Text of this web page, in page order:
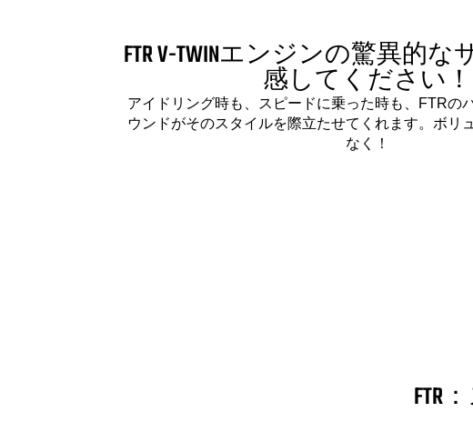
FTR V-TWINエンジンの驚異的
感してください！
アイドリング時も、スピードに乗った時も、FTRの
ウンドがそのスタイルを際立たせてくれます。ボリ
なく！
FTR